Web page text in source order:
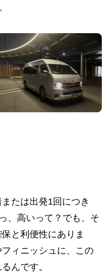
たは出発1回につき
、高いって？でも、そ
と利便性にありま
ィニッシュに、この
んです。